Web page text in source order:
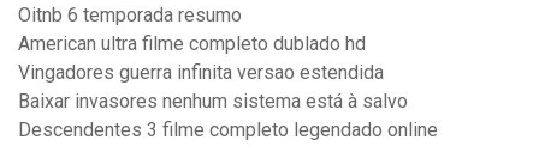
Oitnb 6 temporada resumo
American ultra filme completo dublado hd
Vingadores guerra infinita versao estendida
Baixar invasores nenhum sistema está à salvo
Descendentes 3 filme completo legendado online